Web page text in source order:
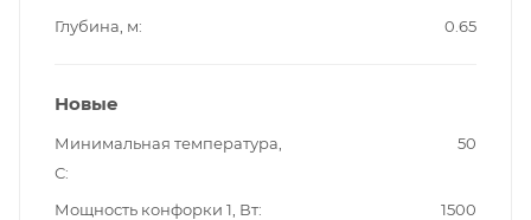
Глубина, м
0.65
Новые
Минимальная температура,
С
50
Мощность конфорки 1, Вт
1500